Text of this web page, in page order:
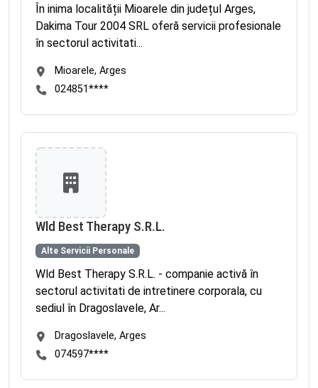
În inima localității Mioarele din județul Arges,
Dakima Tour 2004 SRL oferă servicii profesionale
în sectorul activitati...
Mioarele, Arges
024851****
Wld Best Therapy S.R.L.
Alte Servicii Personale
Wld Best Therapy S.R.L. - companie activă în
sectorul activitati de intretinere corporala, cu
sediul în Dragoslavele, Ar...
Dragoslavele, Arges
074597****